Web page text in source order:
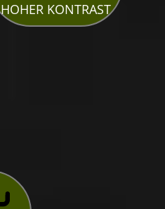
HOHER KONTRAST